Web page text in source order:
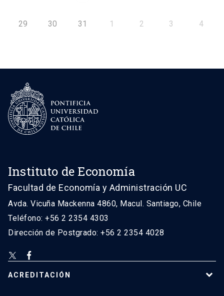
29 30 31 1 2 3 4
Instituto de Economía
Facultad de Economía y Administración UC
Avda. Vicuña Mackenna 4860, Macul. Santiago, Chile
Teléfono: +56 2 2354 4303
Dirección de Postgrado: +56 2 2354 4028
ACREDITACIÓN